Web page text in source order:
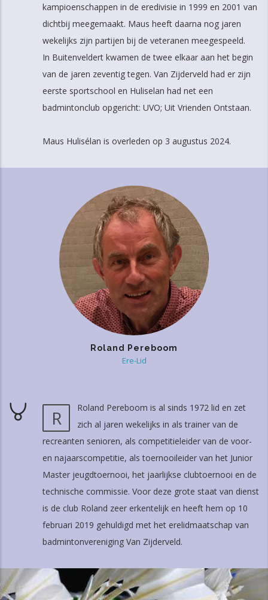
kampioenschappen in de eredivisie in 1999 en 2001 van
dichtbij meegemaakt. Maus heeft daarna nog jaren
wekelijks zijn partijen bij de veteranen meegespeeld.
In Buitenveldert kwamen de twee elkaar aan het begin
van de jaren zeventig tegen. Van Zijderveld had er zijn
eerste sportschool en Huliselan had net een
badmintonclub opgericht: UVO; Uit Vrienden Ontstaan.
Maus Hulisélan is overleden op 3 augustus 2024.
Roland Pereboom
Ere-Lid
R
Roland Pereboom is al sinds 1972 lid en zet
zich al jaren wekelijks in als trainer van de
recreanten senioren, als competitieleider van de voor-
en najaarscompetitie, als toernooileider van het Junior
Master jeugdtoernooi, het jaarlijkse clubtoernooi en de
technische commissie. Voor deze grote staat van dienst
is de club Roland zeer erkentelijk en heeft hem op 10
februari 2019 gehuldigd met het erelidmaatschap van
badmintonvereniging Van Zijderveld.